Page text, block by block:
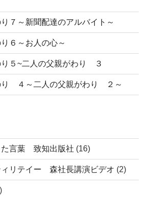
７～新聞配達のアルバイト～
６～お人の心～
５~二人の父親がわり ３
４～二人の父親がわり ２～
た言葉 致知出版社 (16)
ィリテイー 森社長講演ビデオ (2)